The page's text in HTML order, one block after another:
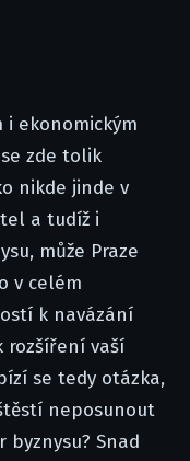
i ekonomickým
zde tolik
nikde jinde v
a tudíž i
může Praze
v celém
k navázání
rozšíření vaší
se tedy otázka,
neposunout
Snad